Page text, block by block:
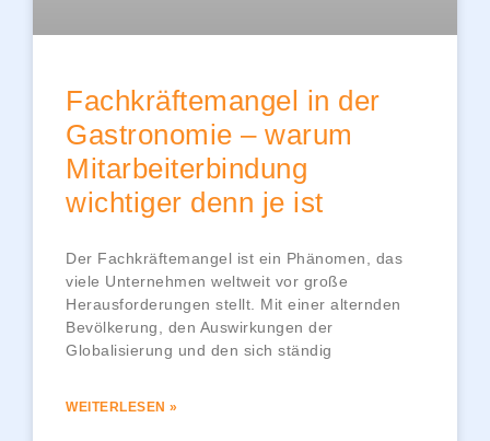
Fachkräftemangel in der
Gastronomie – warum
Mitarbeiterbindung
wichtiger denn je ist
Der Fachkräftemangel ist ein Phänomen, das
viele Unternehmen weltweit vor große
Herausforderungen stellt. Mit einer alternden
Bevölkerung, den Auswirkungen der
Globalisierung und den sich ständig
WEITERLESEN »